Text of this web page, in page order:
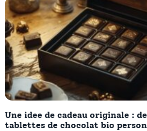
Une idee de cadeau originale :
tablettes de chocolat bio